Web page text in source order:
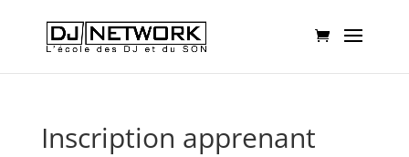
Inscription apprenant